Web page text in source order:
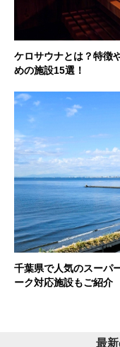
ケロサウナとは？特徴
めの施設15選！
千葉県で人気のスーパ
ーク対応施設もご紹介
最